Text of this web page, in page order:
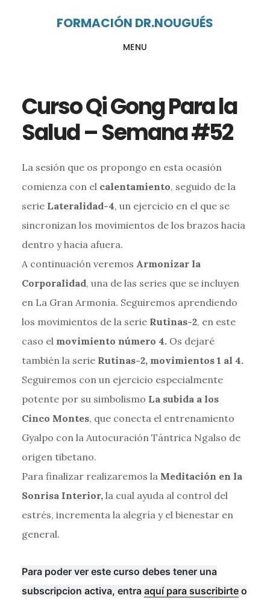
FORMACIÓN DR.NOUGUÉS
MENU
Curso Qi Gong Para la
Salud – Semana #52
La sesión que os propongo en esta ocasión
comienza con el calentamiento, seguido de la
serie Lateralidad-4, un ejercicio en el que se
sincronizan los movimientos de los brazos hacia
dentro y hacia afuera.
A continuación veremos Armonizar la
Corporalidad, una de las series que se incluyen
en La Gran Armonía. Seguiremos aprendiendo
los movimientos de la serie Rutinas-2, en este
caso el movimiento número 4.Os dejaré
también la serie Rutinas-2, movimientos 1 al 4.
Seguiremos con un ejercicio especialmente
potente por su simbolismo La subida a los
Cinco Montes, que conecta el entrenamiento
Gyalpo con la Autocuración Tántrica Ngalso de
origen tibetano.
Para finalizar realizaremos la Meditación en la
Sonrisa Interior, la cual ayuda al control del
estrés, incrementa la alegría y el bienestar en
general.
Para poder ver este curso debes tener una
subscripcion activa, entra aquí para suscribirteo